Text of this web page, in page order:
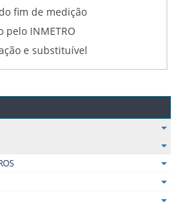
fim de medição
pelo INMETRO
e substituível